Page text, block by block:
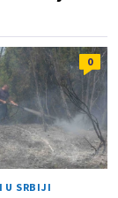
0
U SRBIJI